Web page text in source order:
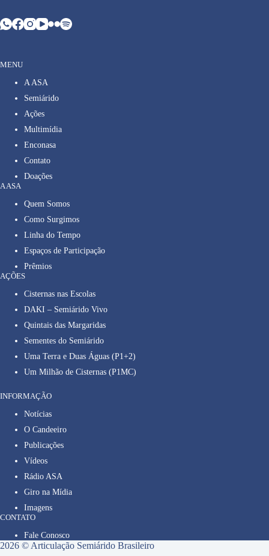
MENU
A ASA
Semiárido
Ações
Multimídia
Enconasa
Contato
Doações
A ASA
Quem Somos
Como Surgimos
Linha do Tempo
Espaços de Participação
Prêmios
AÇÕES
Cisternas nas Escolas
DAKI – Semiárido Vivo
Quintais das Margaridas
Sementes do Semiárido
Uma Terra e Duas Águas (P1+2)
Um Milhão de Cisternas (P1MC)
INFORMAÇÃO
Notícias
O Candeeiro
Publicações
Vídeos
Rádio ASA
Giro na Mídia
Imagens
CONTATO
Fale Conosco
2026 © Articulação Semiárido Brasileiro